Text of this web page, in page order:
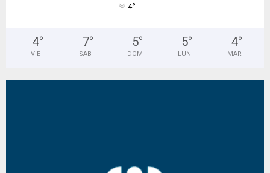
4°
4°
VIE
7°
SAB
5°
DOM
5°
LUN
4°
MAR